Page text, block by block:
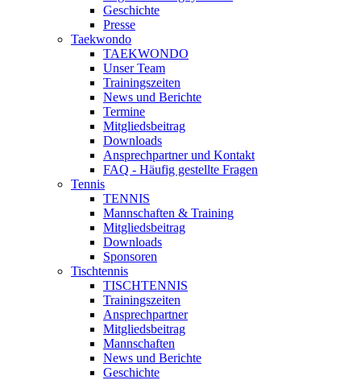
Geschichte
Presse
Taekwondo
TAEKWONDO
Unser Team
Trainingszeiten
News und Berichte
Termine
Mitgliedsbeitrag
Downloads
Ansprechpartner und Kontakt
FAQ - Häufig gestellte Fragen
Tennis
TENNIS
Mannschaften & Training
Mitgliedsbeitrag
Downloads
Sponsoren
Tischtennis
TISCHTENNIS
Trainingszeiten
Ansprechpartner
Mitgliedsbeitrag
Mannschaften
News und Berichte
Geschichte